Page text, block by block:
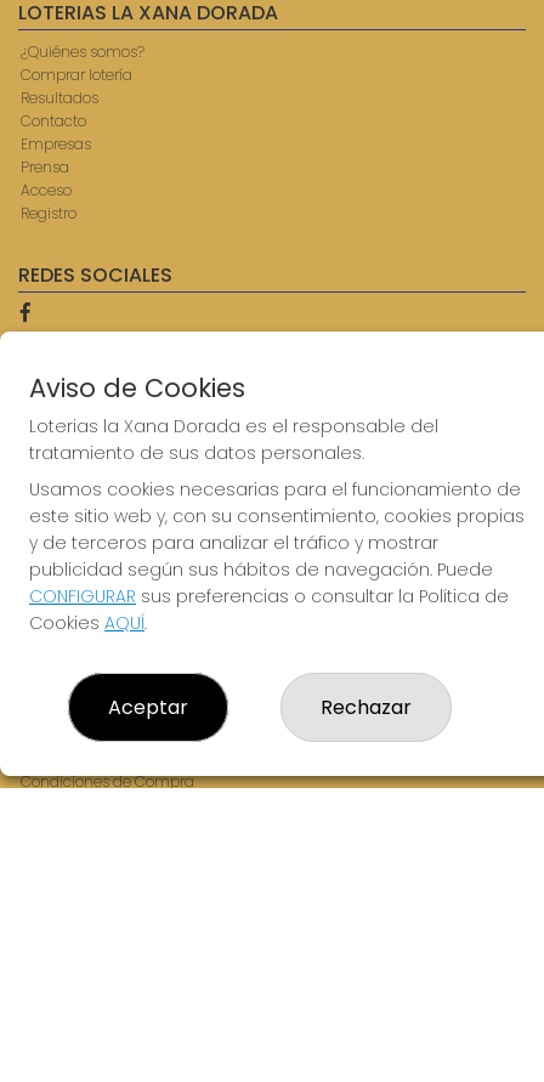
LOTERIAS LA XANA DORADA
¿Quiénes somos?
Comprar lotería
Resultados
Contacto
Empresas
Prensa
Acceso
Registro
REDES SOCIALES
CONTACTO
ADMINISTRACION DE LOTERIAS: 9-AVILES - RECEPTOR
OFICIAL: 57750
985567207
Clica aquí para contactar por WhatsApp
614069067
info@laxanadorada.com
Fernandez Balsera 26 bajo
Aviles, 33402
(Asturias) España
Aviso Legal
Política de Privacidad
Condiciones de Compra
Aviso de Cookies
Loterias la Xana Dorada es el responsable del
tratamiento de sus datos personales.
Usamos cookies necesarias para el funcionamiento de
este sitio web y, con su consentimiento, cookies propias
y de terceros para analizar el tráfico y mostrar
publicidad según sus hábitos de navegación. Puede
CONFIGURAR sus preferencias o consultar la Política de
Cookies AQUÍ.
Aceptar Rechazar